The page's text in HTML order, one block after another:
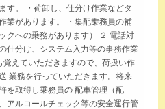
す。 ・荷卸し、仕分け作業などタ
業があります。 ・集配乗務員の補
クへの乗務があります） ２ 電話対
仕分け、システム入力等の事務作業
覚えていただきますので、荷扱い作
業務を行っていただきます。将来
を取得し乗務員の 配車管理（配
アルコールチェック等の安全運行管